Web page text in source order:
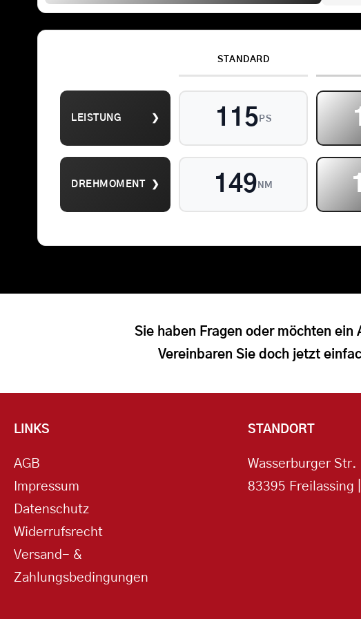
STANDARD
LEISTUNG ❯ 115 PS
DREHMOMENT ❯ 149 NM
Sie haben Fragen oder möchten ein
Vereinbaren Sie doch jetzt
LINKS
AGB
Impressum
Datenschutz
Widerrufsrecht
Versand- &
Zahlungsbedingungen
STANDORT
Wasserburger
83395 Freilassing